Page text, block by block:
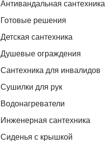
Антивандальная сантехника
Готовые решения
Детская сантехника
Душевые ограждения
Сантехника для инвалидов
Сушилки для рук
Водонагреватели
Инженерная сантехника
Сиденья с крышкой